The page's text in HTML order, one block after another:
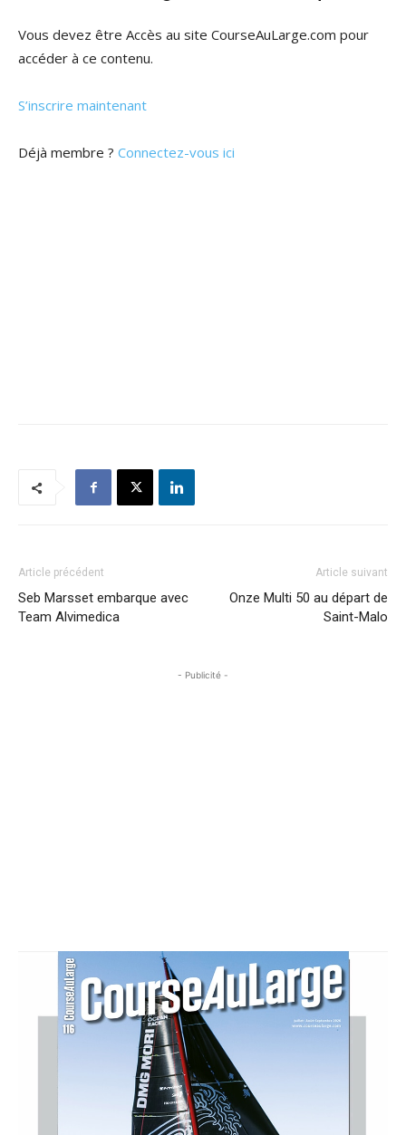
Vous devez être Accès au site CourseAuLarge.com pour
accéder à ce contenu.
S’inscrire maintenant
Déjà membre ? Connectez-vous ici
Article précédent
Seb Marsset embarque avec
Team Alvimedica
Article suivant
Onze Multi 50 au départ de
Saint-Malo
- Publicité -